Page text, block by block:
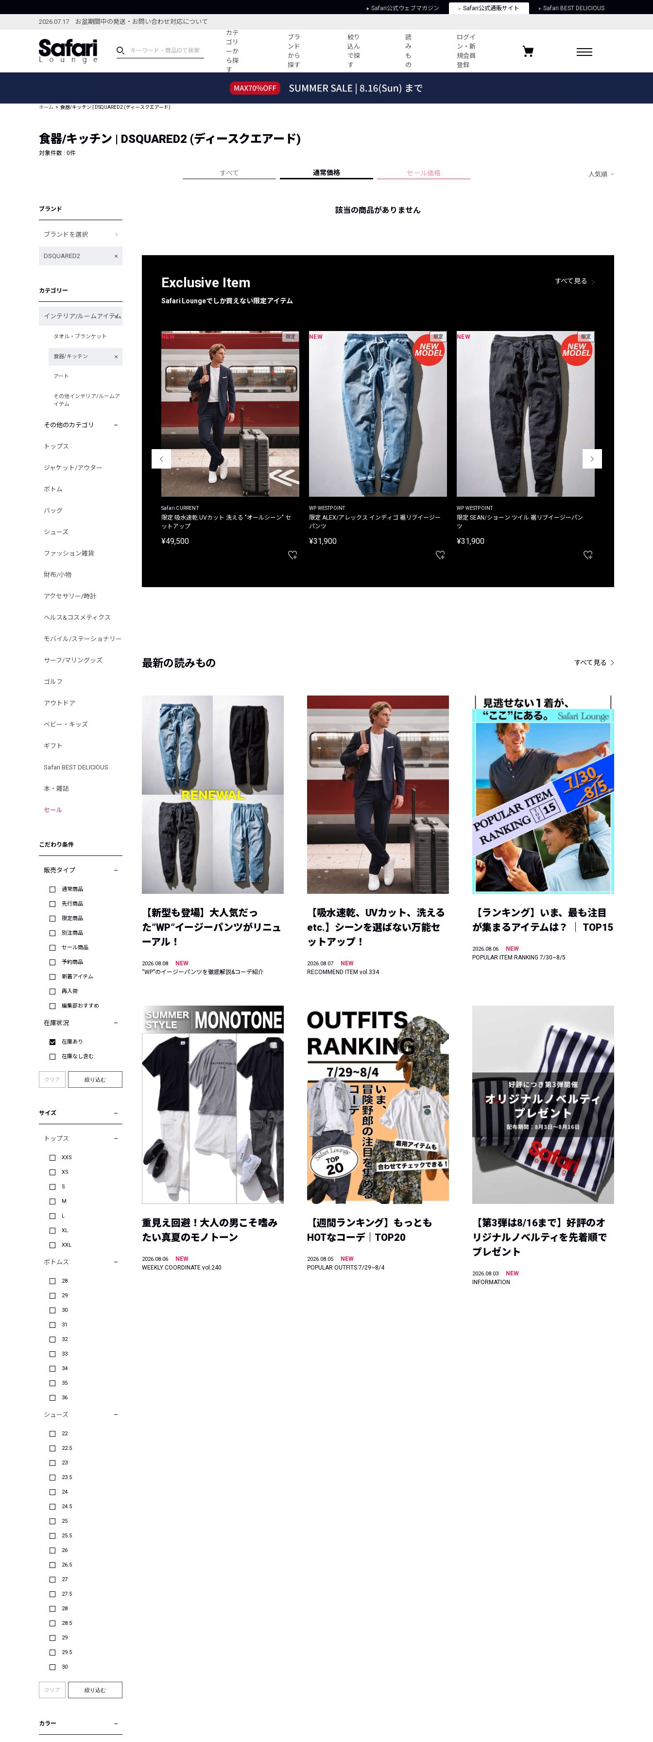
Safari公式ウェブマガジン Safari公式通販サイト Safari BEST DELICIOUS
2026.07.17 お盆期間中の発送・お問い合わせ対応について
カテ
ゴリ
ーか
ら探
す
ブラ
ンド
から
探す
絞り
込ん
で探
す
読
み
も
の
ログイ
ン・新
規会員
登録
ブランドから探す
新着アイテム
編集部のおすすめアイテム
特集記事
コーディネート
すべての記事
ーデ紹介
HOTなコーデ TOP20
人気記事ランキング
フォーカスブランド
プライバシーポリシー
お気に入りブランド
ホーム 食器/キッチン | DSQUARED2 (ディースクエアード)
食器/キッチン | DSQUARED2 (ディースクエアード)
対象件数 : 0件
すべて 通常価格 セール価格 人気順
ブランド
ブランドを選択
DSQUARED2
カテゴリー
インテリア/ルームアイテム
タオル・ブランケット
食器/キッチン
アート
その他インテリア/ルームア
イテム
その他のカテゴリ
トップス
ジャケット/アウター
ボトム
バッグ
シューズ
ファッション雑貨
財布/小物
アクセサリー/時計
ヘルス&コスメティクス
モバイル/ステーショナリー
サーフ/マリングッズ
ゴルフ
アウトドア
ベビー・キッズ
ギフト
Safari BEST DELICIOUS
本・雑誌
セール
こだわり条件
販売タイプ
通常商品
先行商品
限定商品
別注商品
セール商品
予約商品
新着アイテム
再入荷
編集部おすすめ
在庫状況
在庫あり
在庫なし含む
クリア 絞り込む
サイズ
トップス
XXS
XS
S
M
L
XL
XXL
ボトムス
28
29
30
31
32
33
34
35
36
シューズ
22
22.5
23
23.5
24
24.5
25
25.5
26
26.5
27
27.5
28
28.5
29
29.5
30
クリア 絞り込む
カラー
該当の商品がありません
Exclusive Item
Safari Loungeでしか買えない限定アイテム
すべて見る
NEW 限定
Safari CURRENT
限定 吸水速乾 UVカット 洗える "オールシーン" セ
ットアップ
¥49,500
NEW 限定
WP WESTPOINT
限定 ALEX/アレックス インディゴ 裾リブイージー
パンツ
¥31,900
NEW 限定
WP WESTPOINT
限定 SEAN/ショーン ツイル 裾リブイージーパン
ツ
¥31,900
最新の読みもの すべて見る
【新型も登場】大人気だっ
た”WP”イージーパンツがリニュ
ーアル！
2026.08.08
NEW
“WP”のイージーパンツを徹底解説&コーデ紹介
【吸水速乾、UVカット、洗える
etc.】シーンを選ばない万能セ
ットアップ！
2026.08.07
NEW
RECOMMEND ITEM vol.334
【ランキング】いま、最も注目
が集まるアイテムは？ ｜ TOP15
2026.08.06
NEW
POPULAR ITEM RANKING 7/30~8/5
重見え回避！大人の男こそ嗜み
たい真夏のモノトーン
2026.08.06
NEW
WEEKLY COORDINATE vol.240
【週間ランキング】もっとも
HOTなコーデ｜TOP20
2026.08.05
NEW
POPULAR OUTFITS 7/29~8/4
【第3弾は8/16まで】好評のオ
リジナルノベルティを先着順で
プレゼント
2026.08.03
NEW
INFORMATION